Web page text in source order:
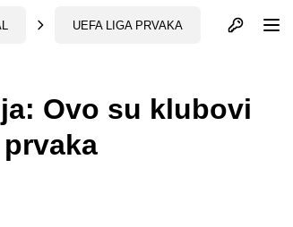
UEFA LIGA PRVAKA Otvori profil
Ovo su klubovi